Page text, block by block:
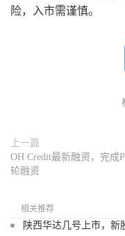
险，入市需谨慎。
上一篇
OH Credit最新融资，完成
轮融资
相关推荐
陕西华达几号上市，新